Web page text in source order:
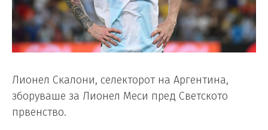
Лионел Скалони, селекторот на Аргентина,
зборуваше за Лионел Меси пред Светското
првенство.